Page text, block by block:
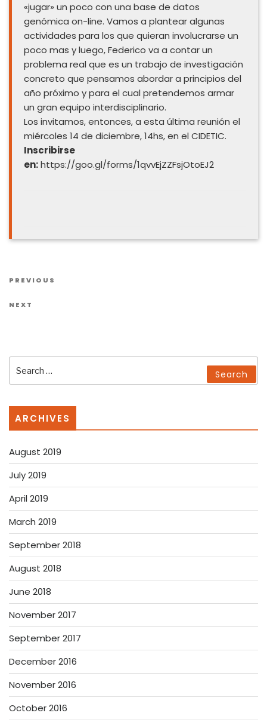
«jugar» un poco con una base de datos
genómica on-line. Vamos a plantear algunas
actividades para los que quieran involucrarse un
poco mas y luego, Federico va a contar un
problema real que es un trabajo de investigación
concreto que pensamos abordar a principios del
año próximo y para el cual pretendemos armar
un gran equipo interdisciplinario.
Los invitamos, entonces, a esta última reunión el
miércoles 14 de diciembre, 14hs, en el CIDETIC.
Inscribirse
en:https://goo.gl/forms/1qvvEjZZFsjOtoEJ2
Previous
PREVIOUS
Next
NEXT
for:
Search
ARCHIVES
August 2019
July 2019
April 2019
March 2019
September 2018
August 2018
June 2018
November 2017
September 2017
December 2016
November 2016
October 2016